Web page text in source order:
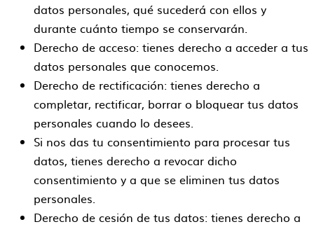
datos personales, qué sucederá con ellos y
durante cuánto tiempo se conservarán.
Derecho de acceso: tienes derecho a acceder a tus
datos personales que conocemos.
Derecho de rectificación: tienes derecho a
completar, rectificar, borrar o bloquear tus datos
personales cuando lo desees.
Si nos das tu consentimiento para procesar tus
datos, tienes derecho a revocar dicho
consentimiento y a que se eliminen tus datos
personales.
Derecho de cesión de tus datos: tienes derecho a